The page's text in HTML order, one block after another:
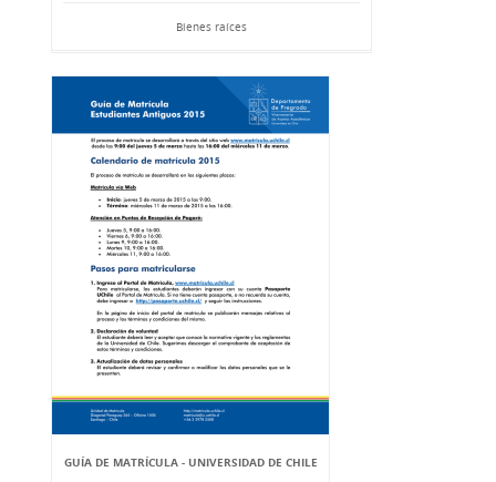
Bienes raíces
GUÍA DE MATRÍCULA - UNIVERSIDAD DE CHILE